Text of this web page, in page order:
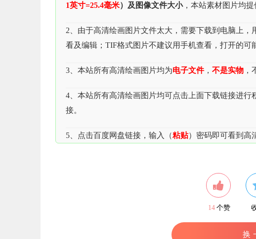
1英寸=25.4毫米）及图像文件大小，本站素材图片均提
2、由于高清绘画图片文件太大，需要下载到电脑上，
看及编辑；TIF格式图片不建议用手机查看，打开的可
3、本站所有高清绘画图片均为电子文件， 不是实物
4、本站所有高清绘画图片均可点击上面下载链接进
接。
5、点击百度网盘链接，输入（粘贴）密码即可看到高
14 个赞
换